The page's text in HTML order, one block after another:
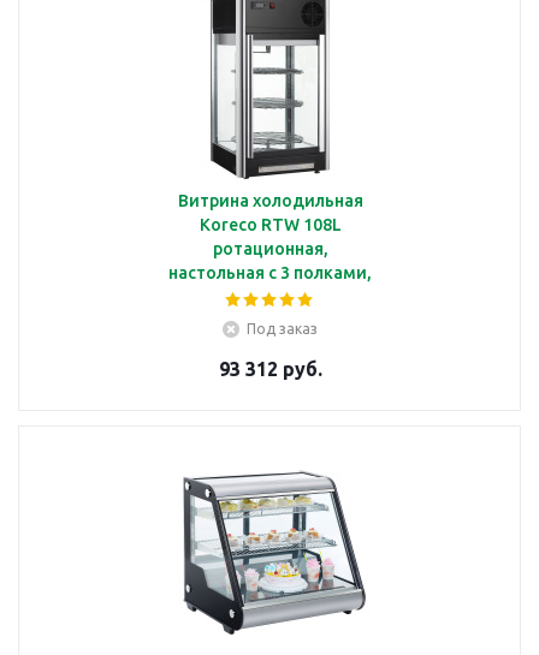
Витрина холодильная
Koreco RTW 108L
ротационная,
настольная с 3 полками,
объемом 108 л, с
подсветкой
Под заказ
93 312 руб.